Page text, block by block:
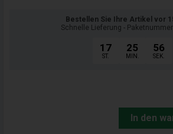
Bestellen Sie Ihre Artikel vor
Schnelle Lieferung - Paketnummer
17
ST.
25
MIN.
55
SEK.
In den